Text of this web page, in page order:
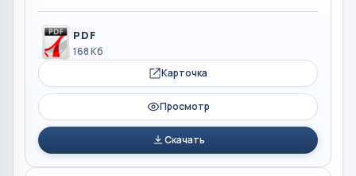
PDF
168 Кб
Карточка
Просмотр
Скачать